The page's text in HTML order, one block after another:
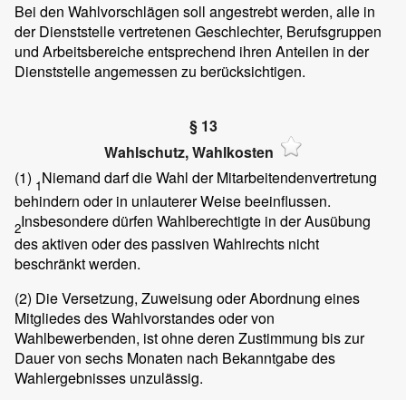
Bei den Wahlvorschlägen soll angestrebt werden, alle in
der Dienststelle vertretenen Geschlechter, Berufsgruppen
und Arbeitsbereiche entsprechend ihren Anteilen in der
Dienststelle angemessen zu berücksichtigen.
§ 13
Wahlschutz, Wahlkosten
(1) 1Niemand darf die Wahl der Mitarbeitendenvertretung
behindern oder in unlauterer Weise beeinflussen.
2Insbesondere dürfen Wahlberechtigte in der Ausübung
des aktiven oder des passiven Wahlrechts nicht
beschränkt werden.
(2) Die Versetzung, Zuweisung oder Abordnung eines
Mitgliedes des Wahlvorstandes oder von
Wahlbewerbenden, ist ohne deren Zustimmung bis zur
Dauer von sechs Monaten nach Bekanntgabe des
Wahlergebnisses unzulässig.